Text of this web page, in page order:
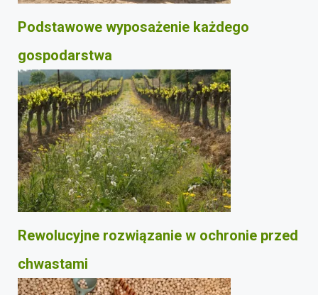
Podstawowe wyposażenie każdego
gospodarstwa
Rewolucyjne rozwiązanie w ochronie przed
chwastami